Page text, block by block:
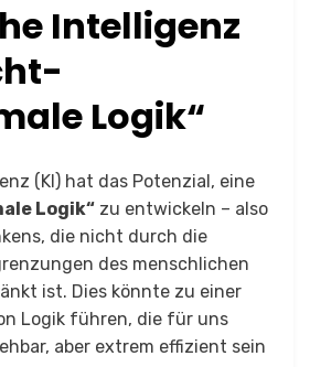
Intelligenz
Logik“
(KI) hat das Potenzial, eine
Logik“ zu entwickeln – also
die nicht durch die
des menschlichen
ist. Dies könnte zu einer
Logik führen, die für uns
aber extrem effizient sein